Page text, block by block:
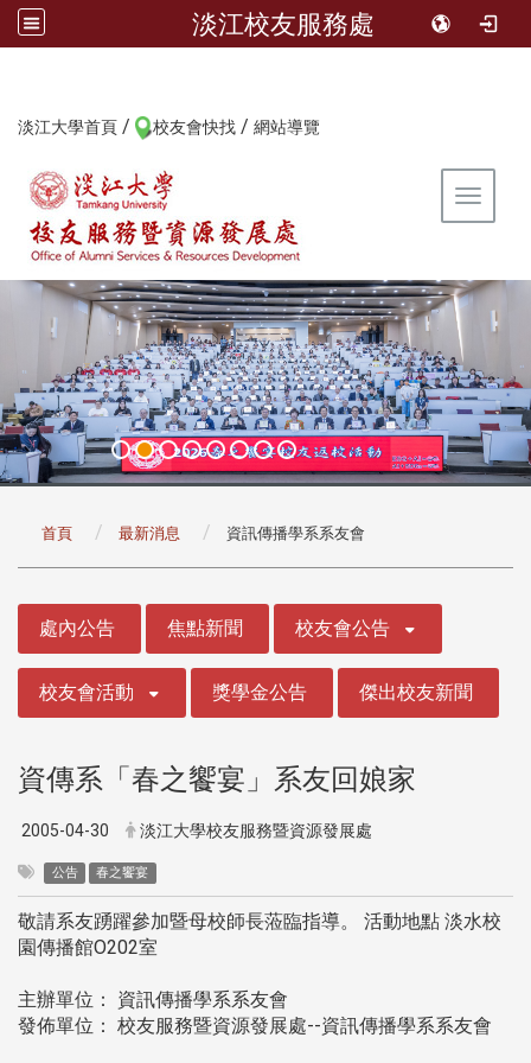
淡江校友服務處
淡江大學首頁 / 校友會快找 / 網站導覽
Toggle
首頁 最新消息 資訊傳播學系系友會
處內公告 焦點新聞 校友會公告
校友會活動 獎學金公告 傑出校友新聞
資傳系「春之饗宴」系友回娘家
2005-04-30 淡江大學校友服務暨資源發展處
公告 春之饗宴
敬請系友踴躍參加暨母校師長蒞臨指導。 活動地點 淡水校
園傳播館O202室
主辦單位： 資訊傳播學系系友會
發佈單位： 校友服務暨資源發展處--資訊傳播學系系友會